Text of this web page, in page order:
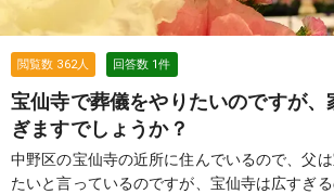
や、病院での別れの後はどのように進めれば
りたいです。葬儀の準備が初めてでわからな
か詳しく教えていただけると役立ちます。よろ
す。続きを見る
閲覧数 362人 回答数 1件
宝仙寺で葬儀をやりたいのですが、
ぎますでしょうか？
中野区の宝仙寺の近所に住んでいるので、父
たいと言っているのですが、宝仙寺は広すぎ